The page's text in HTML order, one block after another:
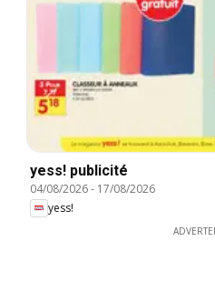
yess! publicité
04/08/2026- 17/08/2026
yess!